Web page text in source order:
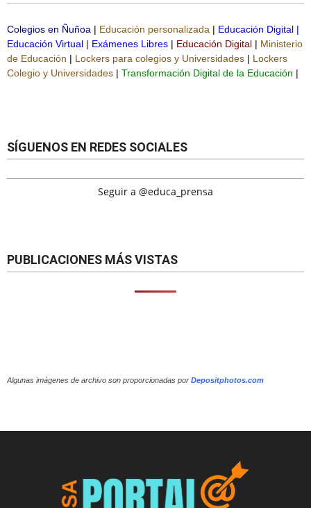
Colegios en Ñuñoa | Educación personalizada | Educación Digital |
Educación Virtual | Exámenes Libres | Educación Digital | Ministerio
de Educación | Lockers para colegios y Universidades | Lockers
Colegio y Universidades | Transformación Digital de la Educación |
SÍGUENOS EN REDES SOCIALES
Seguir a @educa_prensa
PUBLICACIONES MÁS VISTAS
Algunas imágenes de archivo son proporcionadas por Depositphotos.com